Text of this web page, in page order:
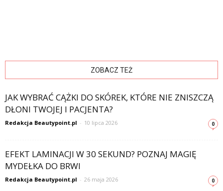
ZOBACZ TEŻ
JAK WYBRAĆ CĄŻKI DO SKÓREK, KTÓRE NIE ZNISZCZĄ
DŁONI TWOJEJ I PACJENTA?
Redakcja Beautypoint.pl - 10 lipca 2026 0
EFEKT LAMINACJI W 30 SEKUND? POZNAJ MAGIĘ
MYDEŁKA DO BRWI
Redakcja Beautypoint.pl - 26 maja 2026 0